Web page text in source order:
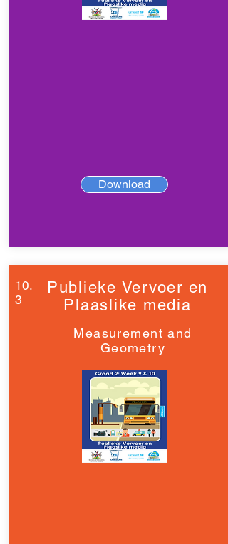
Download
10.
3
Publieke Vervoer en
Plaaslike media
Measurement and
Geometry